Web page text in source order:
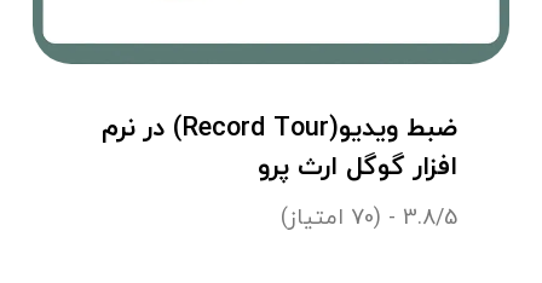
ضبط ویدیو(Record Tour) در نرم
افزار گوگل ارث پرو
3.8/5 - (70 امتیاز)